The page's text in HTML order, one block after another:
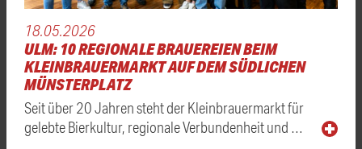
18.05.2026
ULM: 10 REGIONALE BRAUEREIEN BEIM
KLEINBRAUERMARKT AUF DEM SÜDLICHEN
MÜNSTERPLATZ
Seit über 20 Jahren steht der Kleinbrauermarkt für
gelebte Bierkultur, regionale Verbundenheit und …